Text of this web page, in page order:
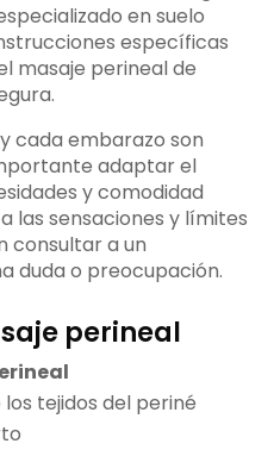
en suelo
específicas
masaje perineal de
cada embarazo son
adaptar el
y comodidad
las sensaciones y límites
consultar a un
duda o preocupación.
perineal
tejidos del periné